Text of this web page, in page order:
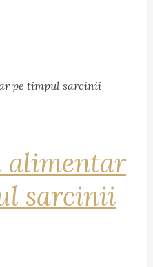
alimentar
sarcinii